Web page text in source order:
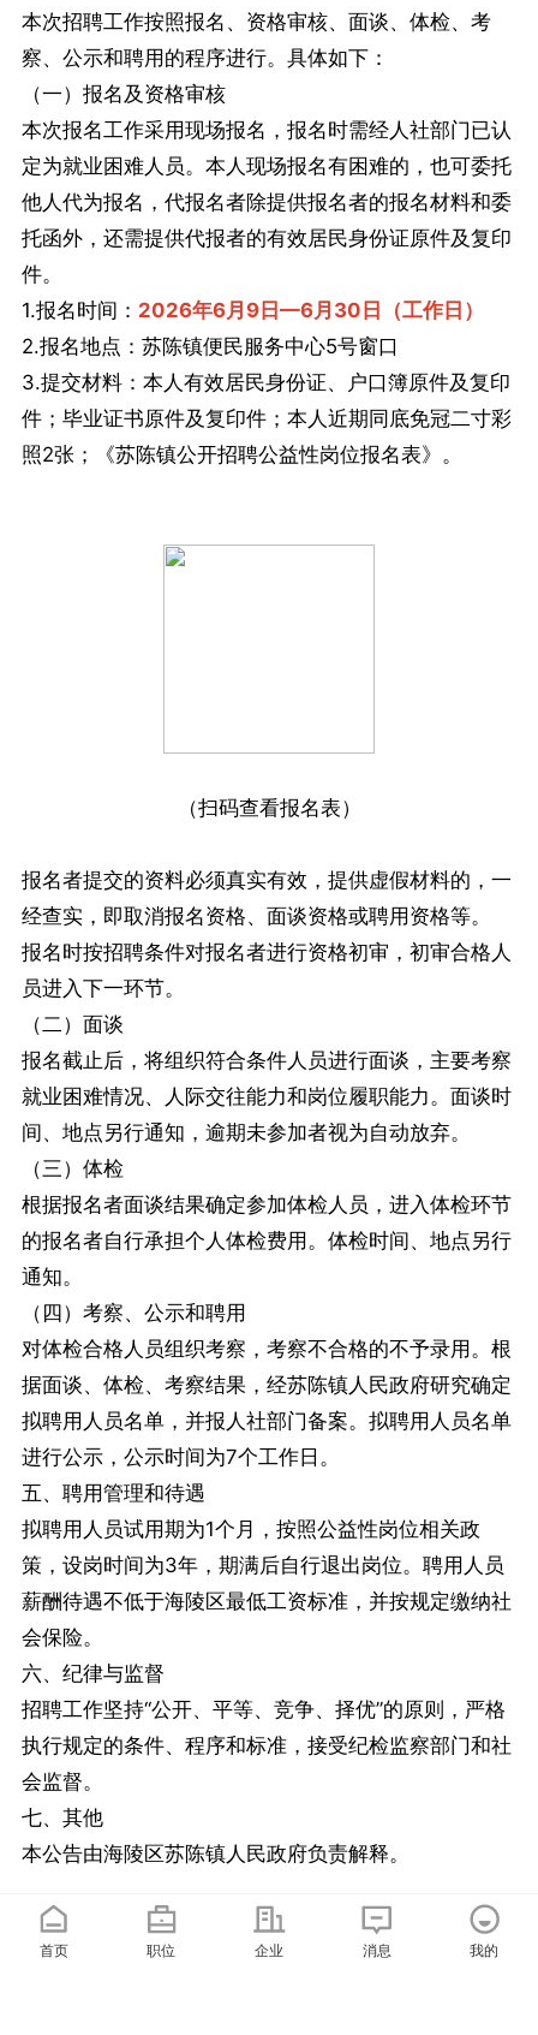
本次招聘工作按照报名、资格审核、面谈、体检、考
察、公示和聘用的程序进行。具体如下：
（一）报名及资格审核
本次报名工作采用现场报名，报名时需经人社部门已认
定为就业困难人员。本人现场报名有困难的，也可委托
他人代为报名，代报名者除提供报名者的报名材料和委
托函外，还需提供代报者的有效居民身份证原件及复印
件。
1.报名时间： 2026年6月9日—6月30日（工作日）
2.报名地点：苏陈镇便民服务中心5号窗口
3.提交材料：本人有效居民身份证、户口簿原件及复印
件；毕业证书原件及复印件；本人近期同底免冠二寸彩
照2张；《苏陈镇公开招聘公益性岗位报名表》。
（扫码查看报名表）
报名者提交的资料必须真实有效，提供虚假材料的，一
经查实，即取消报名资格、面谈资格或聘用资格等。
报名时按招聘条件对报名者进行资格初审，初审合格人
员进入下一环节。
（二）面谈
报名截止后，将组织符合条件人员进行面谈，主要考察
就业困难情况、人际交往能力和岗位履职能力。面谈时
间、地点另行通知，逾期未参加者视为自动放弃。
（三）体检
根据报名者面谈结果确定参加体检人员，进入体检环节
的报名者自行承担个人体检费用。体检时间、地点另行
通知。
（四）考察、公示和聘用
对体检合格人员组织考察，考察不合格的不予录用。根
据面谈、体检、考察结果，经苏陈镇人民政府研究确定
拟聘用人员名单，并报人社部门备案。拟聘用人员名单
进行公示，公示时间为7个工作日。
五、聘用管理和待遇
拟聘用人员试用期为1个月，按照公益性岗位相关政
策，设岗时间为3年，期满后自行退出岗位。聘用人员
薪酬待遇不低于海陵区最低工资标准，并按规定缴纳社
会保险。
六、纪律与监督
招聘工作坚持“公开、平等、竞争、择优”的原则，严格
执行规定的条件、程序和标准，接受纪检监察部门和社
会监督。
七、其他
本公告由海陵区苏陈镇人民政府负责解释。
首页 职位 企业 消息 我的